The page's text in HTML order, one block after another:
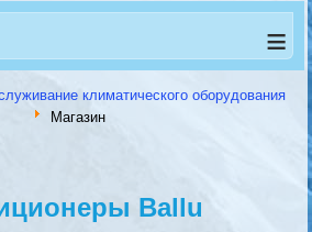
≡
климатического оборудования
Магазин
Ballu